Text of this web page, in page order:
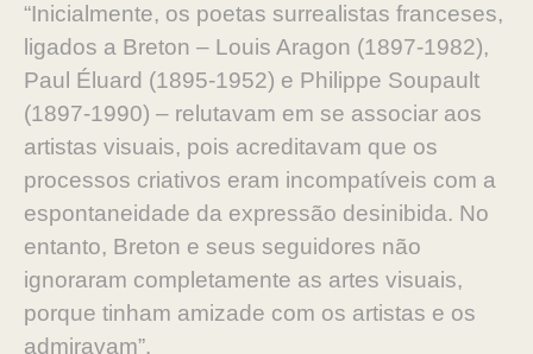
“Inicialmente, os poetas surrealistas franceses,
ligados a Breton – Louis Aragon (1897-1982),
Paul Éluard (1895-1952) e Philippe Soupault
(1897-1990) – relutavam em se associar aos
artistas visuais, pois acreditavam que os
processos criativos eram incompatíveis com a
espontaneidade da expressão desinibida. No
entanto, Breton e seus seguidores não
ignoraram completamente as artes visuais,
porque tinham amizade com os artistas e os
admiravam”.